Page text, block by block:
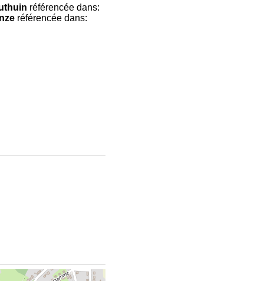
référencée dans:
référencée dans: